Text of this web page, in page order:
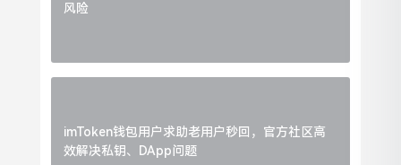
风险
imToken钱包用户求助老用户秒回，官方社区高
效解决私钥、DApp问题